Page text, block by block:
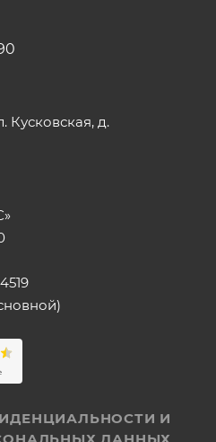
Кусковская, д.
И